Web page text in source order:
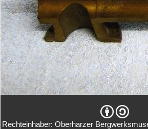
Rechteinhaber: Oberharzer